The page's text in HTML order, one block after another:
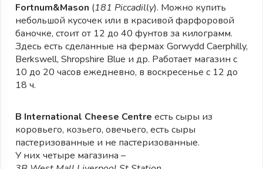
Fortnum&Mason (181 Piccadilly). Можно купить
небольшой кусочек или в красивой фарфоровой
баночке, стоит от 12 до 40 фунтов за килограмм.
Здесь есть cделанные на фермах Gorwydd Caerphilly,
Berkswell, Shropshire Blue и др. Работает магазин с
10 до 20 часов ежедневно, в воскресенье с 12 до
18 ч.
В International Cheese Centre есть сыры из
коровьего, козьего, овечьего, есть сыры
пастеризованные и не пастеризованные.
У них четыре магазина –